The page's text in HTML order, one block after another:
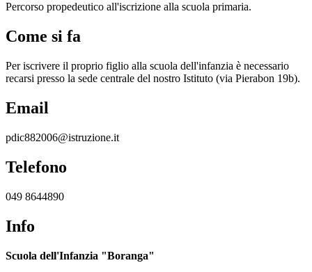
Percorso propedeutico all'iscrizione alla scuola primaria.
Come si fa
Per iscrivere il proprio figlio alla scuola dell'infanzia è necessario
recarsi presso la sede centrale del nostro Istituto (via Pierabon 19b).
Email
pdic882006@istruzione.it
Telefono
049 8644890
Info
Scuola dell'Infanzia "Boranga"